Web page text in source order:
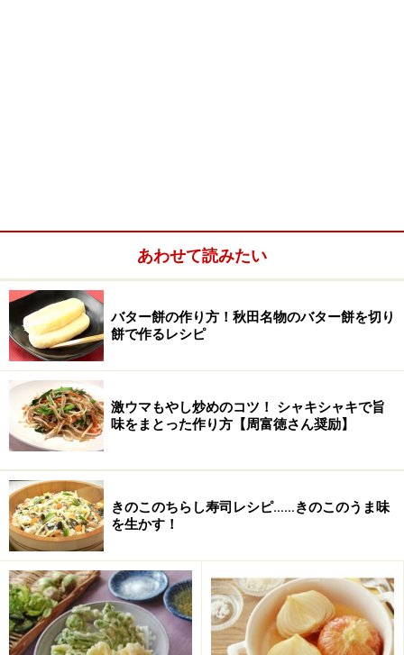
粉チーズ 適量
じゃがいものジェノベーゼの作り方・手順
■じゃがいものジェノベーゼの作り方
1
じゃがいもの皮をむき下準備をする
じゃがいもは皮をむいて1cm厚に切り、水に浸してアク
あわせて読みたい
バター餅の作り方！秋田名物のバター餅を切り
餅で作るレシピ
激ウマもやし炒めのコツ！ シャキシャキで旨
味をまとった作り方【周富徳さん奨励】
きのこのちらし寿司レシピ……きのこのうま味
を生かす！